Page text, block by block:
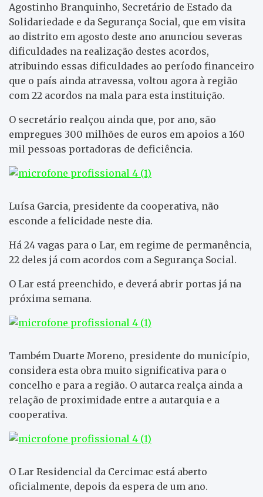
Agostinho Branquinho, Secretário de Estado da
Solidariedade e da Segurança Social, que em visita
ao distrito em agosto deste ano anunciou severas
dificuldades na realização destes acordos,
atribuindo essas dificuldades ao período financeiro
que o país ainda atravessa, voltou agora à região
com 22 acordos na mala para esta instituição.
O secretário realçou ainda que, por ano, são
empregues 300 milhões de euros em apoios a 160
mil pessoas portadoras de deficiência.
Luísa Garcia, presidente da cooperativa, não
esconde a felicidade neste dia.
Há 24 vagas para o Lar, em regime de permanência,
22 deles já com acordos com a Segurança Social.
O Lar está preenchido, e deverá abrir portas já na
próxima semana.
Também Duarte Moreno, presidente do município,
considera esta obra muito significativa para o
concelho e para a região. O autarca realça ainda a
relação de proximidade entre a autarquia e a
cooperativa.
O Lar Residencial da Cercimac está aberto
oficialmente, depois da espera de um ano.